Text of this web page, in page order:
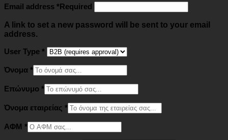
Email address *Required
A link to set a new password will be sent to your email
address.
User Type *
Όνομα *
Επώνυμο *
Όνομα εταιρείας *
ΑΦΜ *